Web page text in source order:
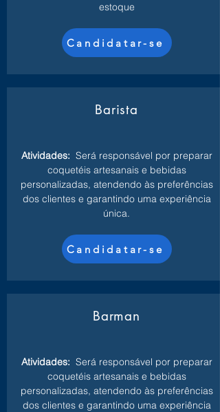
estoque
Candidatar-se
Barista
Atividades: Será responsável por preparar
coquetéis artesanais e bebidas
personalizadas, atendendo às preferências
dos clientes e garantindo uma experiência
única.
Candidatar-se
Barman
Atividades: Será responsável por preparar
coquetéis artesanais e bebidas
personalizadas, atendendo às preferências
dos clientes e garantindo uma experiência